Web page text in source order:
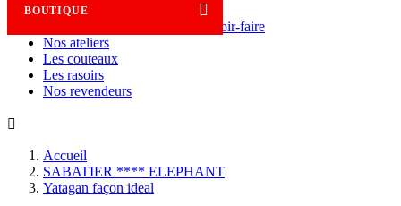

BOUTIQUE
Savoir-faire
Nos ateliers
Les couteaux
Les rasoirs
Nos revendeurs

Accueil
SABATIER **** ELEPHANT
Yatagan façon ideal